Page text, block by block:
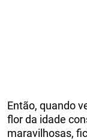
Então, quando
flor da idade
maravilhosas,